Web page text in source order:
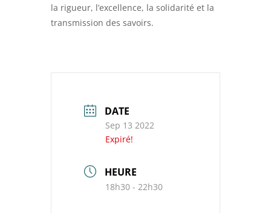
la rigueur, l’excellence, la solidarité et la
transmission des savoirs.
DATE
Sep 13 2022
Expiré!
HEURE
18h30 - 22h30